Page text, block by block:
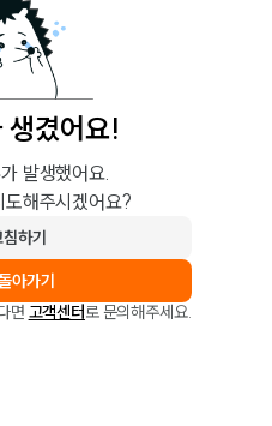
생겼어요!
발생했어요.
해주시겠어요?
하기
아가기
면 고객센터로 문의해주세요.